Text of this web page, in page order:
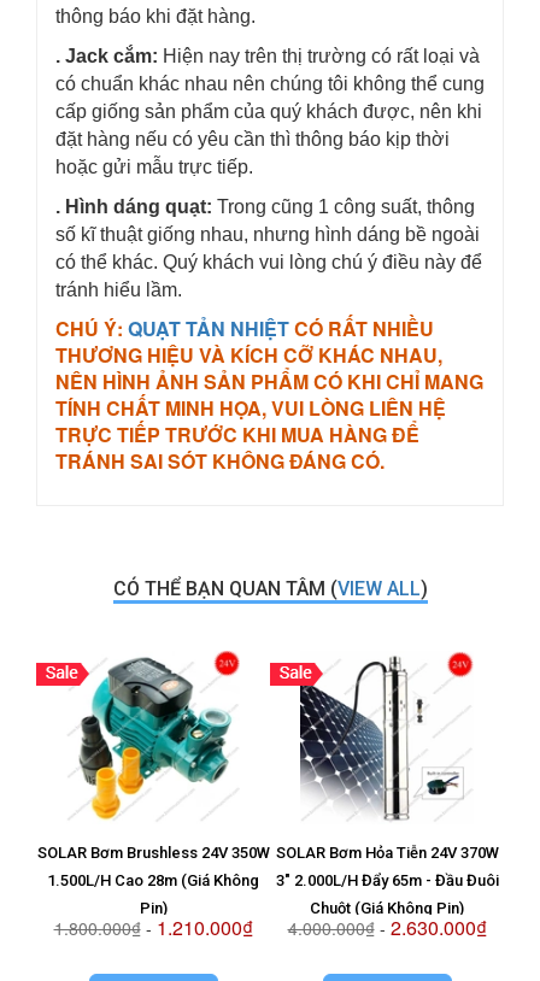
thông báo khi đặt hàng.
. Jack cắm: Hiện nay trên thị trường có rất loại và
có chuẩn khác nhau nên chúng tôi không thể cung
cấp giống sản phẩm của quý khách được, nên khi
đặt hàng nếu có yêu cần thì thông báo kịp thời
hoặc gửi mẫu trực tiếp.
. Hình dáng quạt: Trong cũng 1 công suất, thông
số kĩ thuật giống nhau, nhưng hình dáng bề ngoài
có thể khác. Quý khách vui lòng chú ý điều này để
tránh hiểu lầm.
CHÚ Ý: QUẠT TẢN NHIỆTCÓ RẤT NHIỀU
THƯƠNG HIỆU VÀ KÍCH CỠ KHÁC NHAU,
NÊN HÌNH ẢNH SẢN PHẨM CÓ KHI CHỈ MANG
TÍNH CHẤT MINH HỌA, VUI LÒNG LIÊN HỆ
TRỰC TIẾP TRƯỚC KHI MUA HÀNG ĐỂ
TRÁNH SAI SÓT KHÔNG ĐÁNG CÓ.
CÓ THỂ BẠN QUAN TÂM (VIEW ALL)
SOLAR Bơm Brushless 24V 350W
1.500L/H Cao 28m (Giá Không
Pin)
1.800.000₫- 1.210.000₫
SOLAR Bơm Hỏa Tiễn 24V 370W
3" 2.000L/H Đẩy 65m - Đầu Đuôi
Chuột (Giá Không Pin)
4.000.000₫- 2.630.000₫